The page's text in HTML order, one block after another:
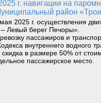
район
2025 г. осуществления
Левый берег Печоры».
пассажиров и
внутреннего
в размере 50% от
пассажирское место.